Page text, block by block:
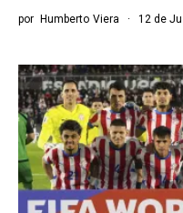
por Humberto Viera 12 de